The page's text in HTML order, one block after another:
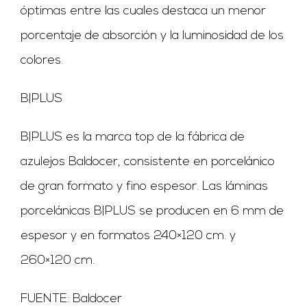
óptimas entre las cuales destaca un menor
porcentaje de absorción y la luminosidad de los
colores.
B|PLUS
B|PLUS es la marca top de la fábrica de
azulejos Baldocer, consistente en porcelánico
de gran formato y fino espesor. Las láminas
porcelánicas B|PLUS se producen en 6 mm de
espesor y en formatos 240×120 cm. y
260×120 cm.
FUENTE: Baldocer